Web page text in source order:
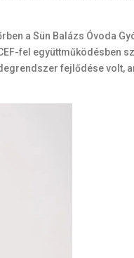
a Sün Balázs Óvoda
fel együttműködésben
fejlődése volt,